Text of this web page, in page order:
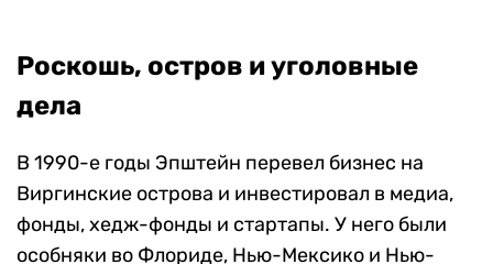
Роскошь, остров и уголовные
дела
В 1990-е годы Эпштейн перевел бизнес на
Виргинские острова и инвестировал в медиа,
фонды, хедж-фонды и стартапы. У него были
особняки во Флориде, Нью-Мексико и Нью-